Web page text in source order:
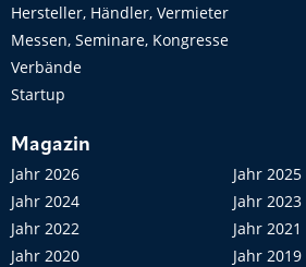
Hersteller, Händler, Vermieter
Messen, Seminare, Kongresse
Verbände
Startup
Magazin
Jahr 2026
Jahr 2025
Jahr 2024
Jahr 2023
Jahr 2022
Jahr 2021
Jahr 2020
Jahr 2019